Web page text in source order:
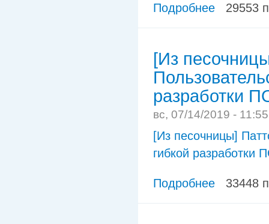
Подробнее 29553
[Из
разработки
вс, 07/14/2019 -
[Из песочницы]
гибкой разработки
Подробнее 33448